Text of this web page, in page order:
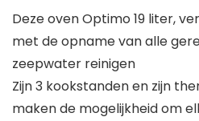
Deze oven Optimo 19 liter,
met de opname van alle
zeepwater reinigen
Zijn 3 kookstanden en zijn
maken de mogelijkheid om